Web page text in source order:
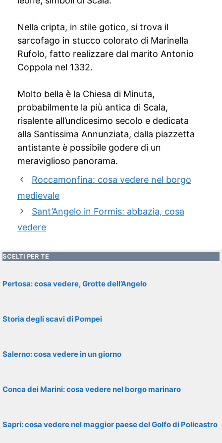
Nella cripta, in stile gotico, si trova il
sarcofago in stucco colorato di Marinella
Rufolo, fatto realizzare dal marito Antonio
Coppola nel 1332.
Molto bella è la Chiesa di Minuta,
probabilmente la più antica di Scala,
risalente all’undicesimo secolo e dedicata
alla Santissima Annunziata, dalla piazzetta
antistante è possibile godere di un
meraviglioso panorama.
Roccamonfina: cosa vedere nel borgo
medievale
Sant’Angelo in Formis: abbazia, cosa
vedere
SCELTI PER TE
Pertosa: cosa vedere, Grotte dell’Angelo
Storia degli scavi di Pompei
Salerno: cosa vedere in un giorno
Conca dei Marini: cosa vedere nel borgo marinaro
Sapri: cosa vedere nel maggior paese del Golfo di Policastro